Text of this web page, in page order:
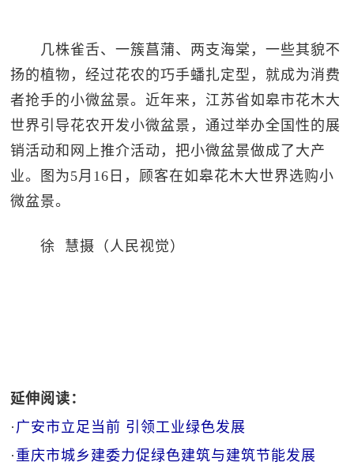
几株雀舌、一簇菖蒲、两支海棠，一些其貌不
扬的植物，经过花农的巧手蟠扎定型，就成为消费
者抢手的小微盆景。近年来，江苏省如皋市花木大
世界引导花农开发小微盆景，通过举办全国性的展
销活动和网上推介活动，把小微盆景做成了大产
业。图为5月16日，顾客在如皋花木大世界选购小
微盆景。
徐 慧摄（人民视觉）
延伸阅读：
· 广安市立足当前 引领工业绿色发展
· 重庆市城乡建委力促绿色建筑与建筑节能发展